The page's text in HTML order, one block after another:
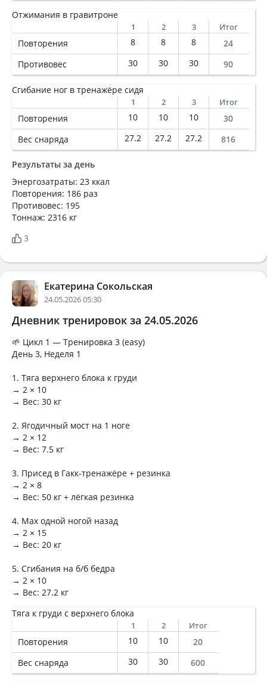
Отжимания в гравитроне
1 2 3 Итог
Повторения 8 8 8
24
Противовес
30 30 30 90
Сгибание ног в тренажёре сидя
1 2 3 Итог
Повторения 10 10 10
30
Вес снаряда
27.2 27.2 27.2 816
Результаты за день
Энергозатраты: 23 ккал
Повторения: 186 раз
Противовес: 195
Тоннаж: 2316 кг
3
Екатерина Сокольская
24.05.2026 05:30
Дневник тренировок за 24.05.2026
🌱 Цикл 1 — Тренировка 3 (easy)
День 3, Неделя 1
1. Тяга верхнего блока к груди
→ 2 × 10
→ Вес: 30 кг
2. Ягодичный мост на 1 ноге
→ 2 × 12
→ Вес: 7.5 кг
3. Присед в Гакк-тренажёре + резинка
→ 2 × 8
→ Вес: 50 кг + лёгкая резинка
4. Мах одной ногой назад
→ 2 × 15
→ Вес: 20 кг
5. Сгибания на б/б бедра
→ 2 × 10
→ Вес: 27.2 кг
Тяга к груди с верхнего блока
1 2 Итог
Повторения 10 10
20
Вес снаряда
30 30 600